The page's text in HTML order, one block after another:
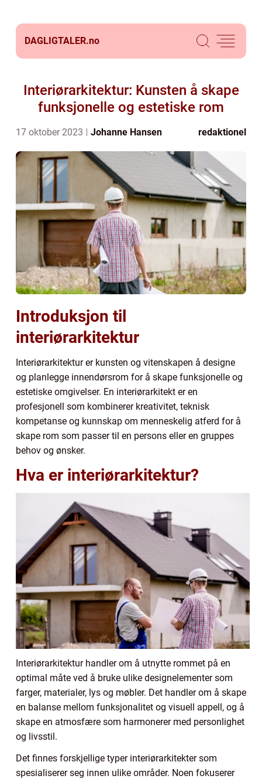
DAGLIGTALER.no
Interiørarkitektur: Kunsten å skape
funksjonelle og estetiske rom
17 oktober 2023 Johanne Hansen redaktionel
Introduksjon til
interiørarkitektur
Interiørarkitektur er kunsten og vitenskapen å designe
og planlegge innendørsrom for å skape funksjonelle og
estetiske omgivelser. En interiørarkitekt er en
profesjonell som kombinerer kreativitet, teknisk
kompetanse og kunnskap om menneskelig atferd for å
skape rom som passer til en persons eller en gruppes
behov og ønsker.
Hva er interiørarkitektur?
Interiørarkitektur handler om å utnytte rommet på en
optimal måte ved å bruke ulike designelementer som
farger, materialer, lys og møbler. Det handler om å skape
en balanse mellom funksjonalitet og visuell appell, og å
skape en atmosfære som harmonerer med personlighet
og livsstil.
Det finnes forskjellige typer interiørarkitekter som
spesialiserer seg innen ulike områder. Noen fokuserer